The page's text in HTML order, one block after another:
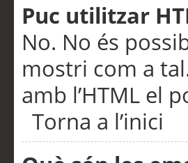
Puc utilitzar
No. No és
mostri com a
amb l’HTML el
Torna a l’inici